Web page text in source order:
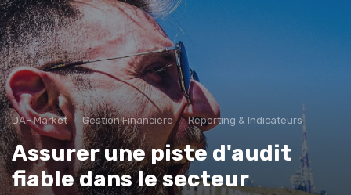
DAF Market Gestion Financière Reporting & Indicateurs
Assurer une piste d'audit
fiable dans le secteur